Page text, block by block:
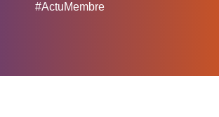
#ActuMembre